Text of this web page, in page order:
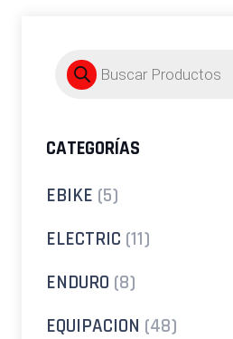
Búsqueda
de
productos
CATEGORÍAS
EBIKE (5)
ELECTRIC (11)
ENDURO (8)
EQUIPACION (48)